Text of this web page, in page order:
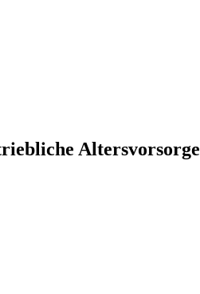
Altersvorsorge